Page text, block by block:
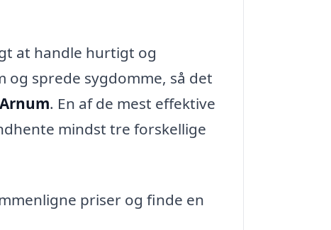
at handle hurtigt og
sprede sygdomme, så det
. En af de mest effektive
mindst tre forskellige
priser og finde en